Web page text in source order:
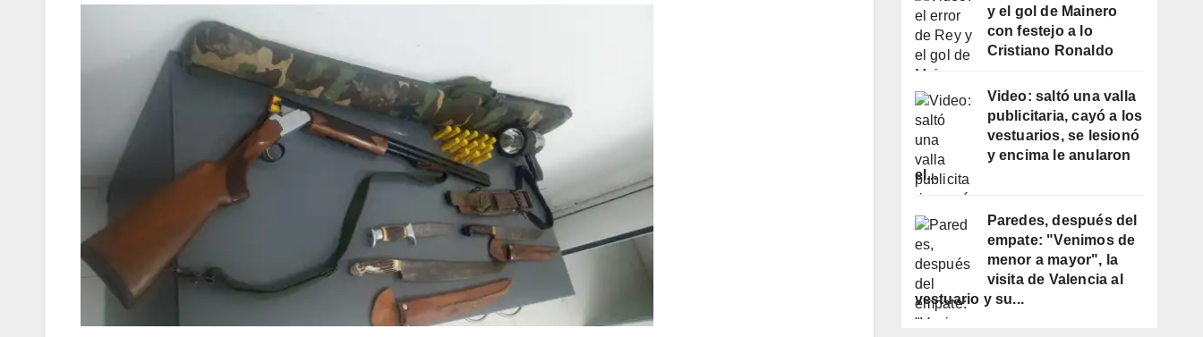
y el gol de Mainero
con festejo a lo
Cristiano Ronaldo
Video: saltó una valla
publicitaria, cayó a los
vestuarios, se lesionó
y encima le anularon
el...
Paredes, después del
empate: "Venimos de
menor a mayor", la
visita de Valencia al
vestuario y su...